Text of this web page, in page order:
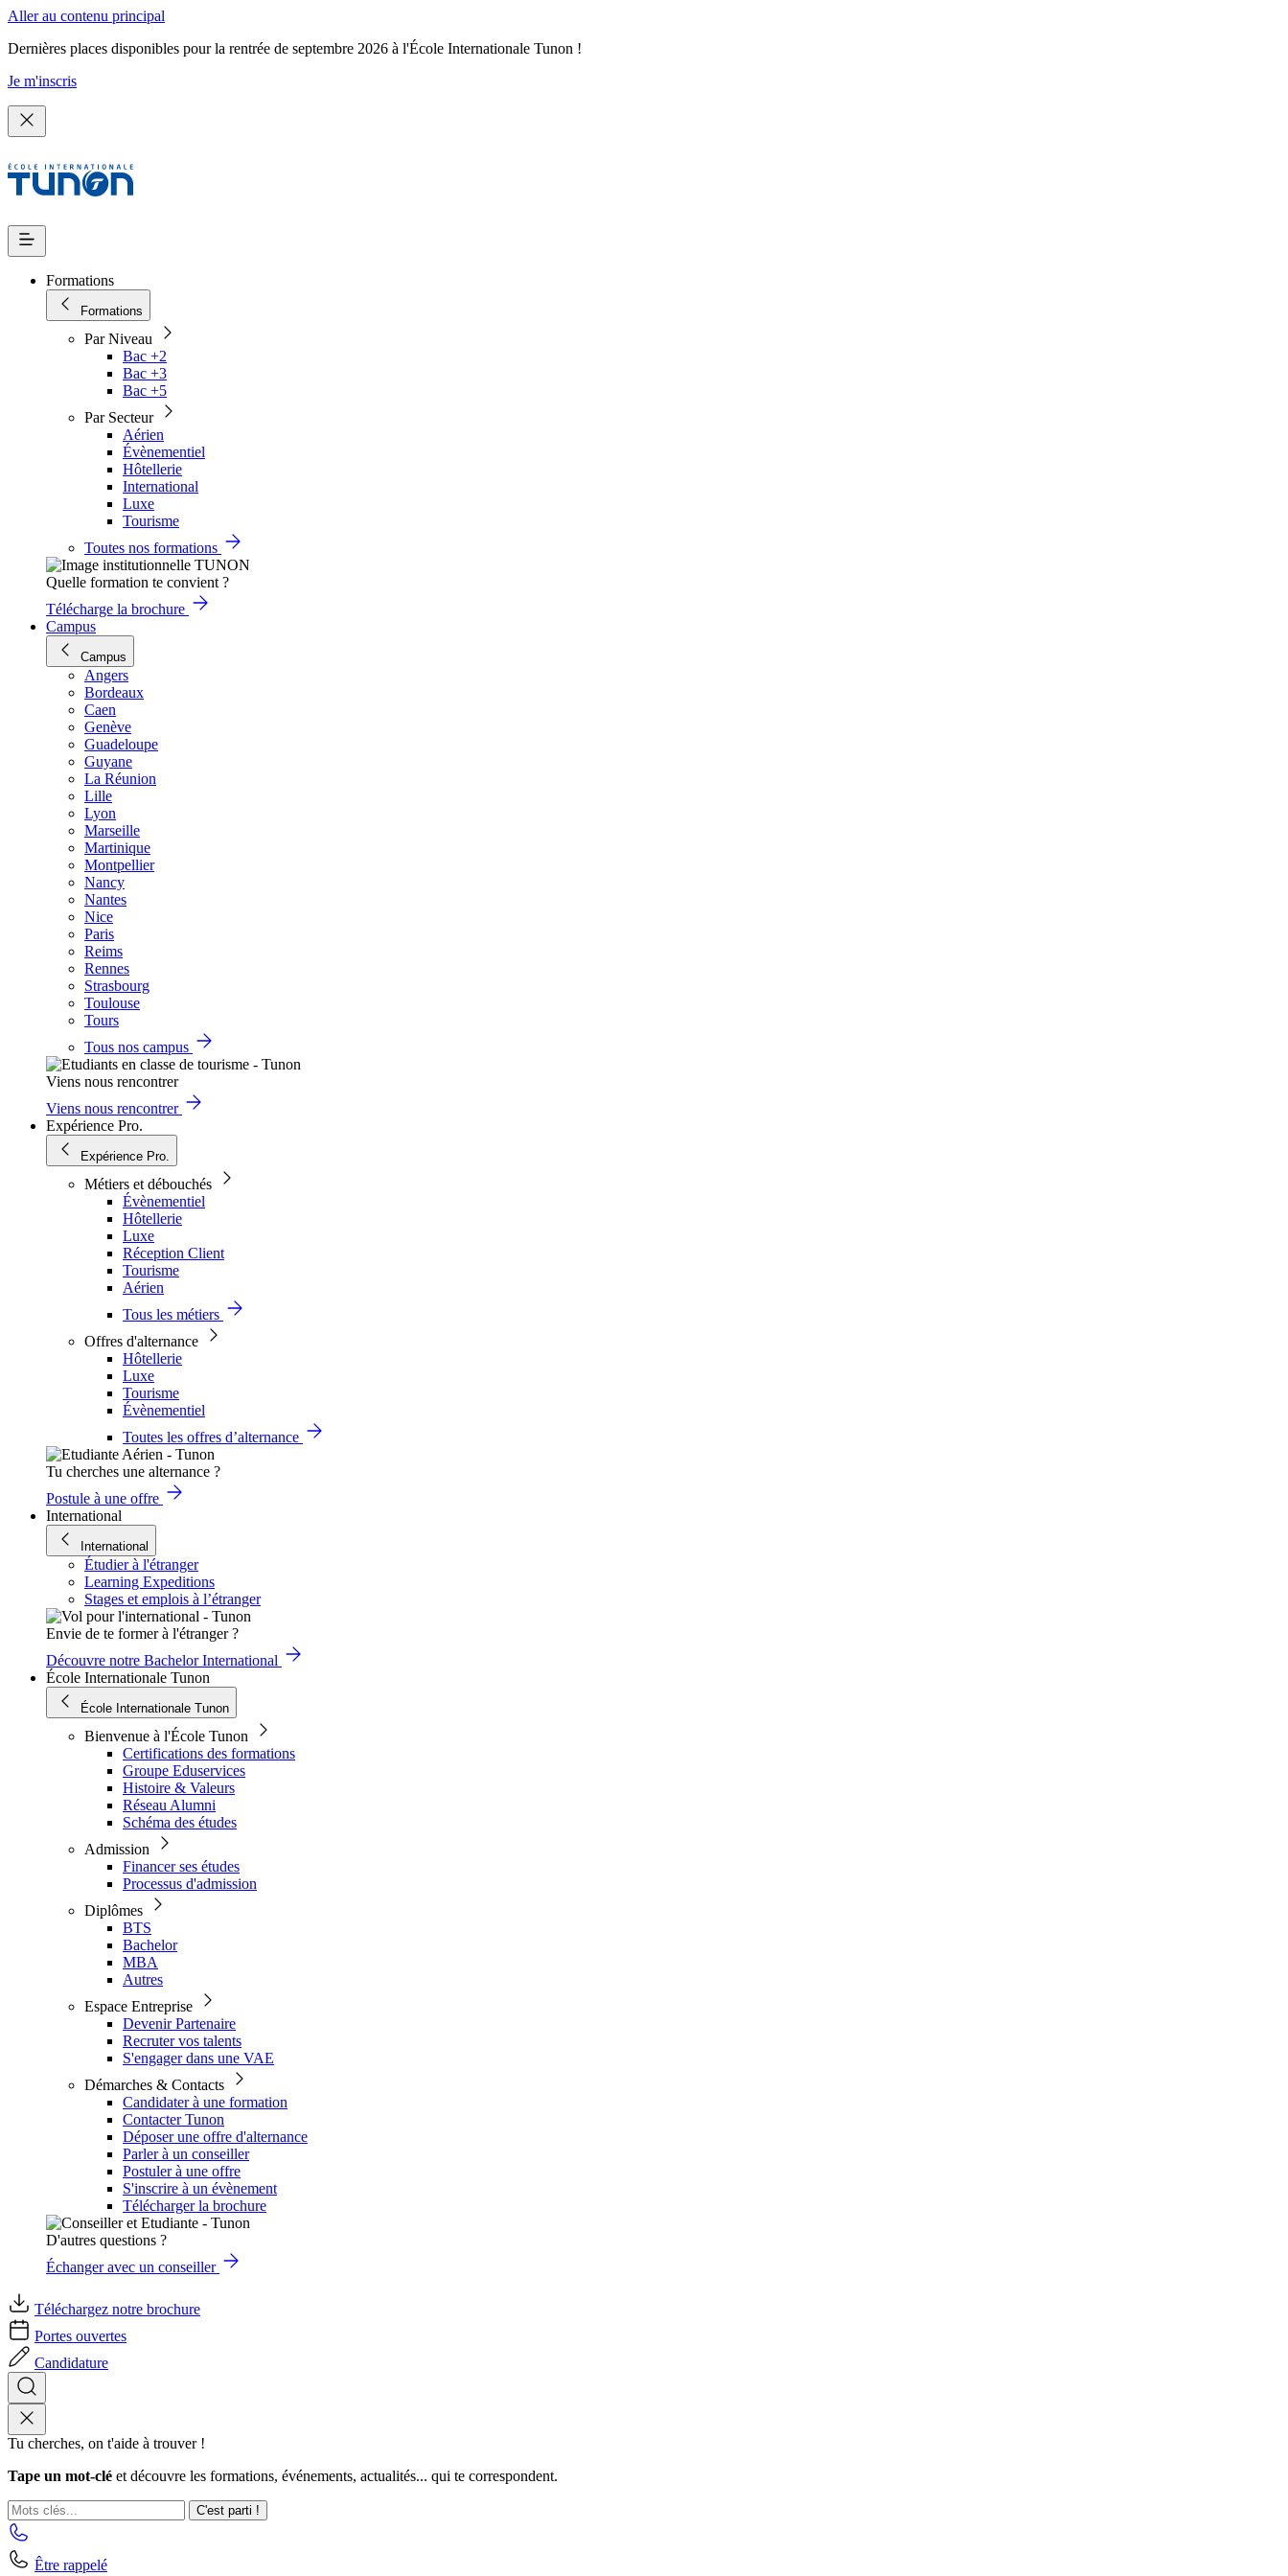
Aller au contenu principal
Dernières places disponibles pour la rentrée de septembre 2026 à l'École Internationale Tunon !
Je m'inscris
Formations
Formations
Par Niveau
Bac +2
Bac +3
Bac +5
Par Secteur
Aérien
Évènementiel
Hôtellerie
International
Luxe
Tourisme
Toutes nos formations
Quelle formation te convient ?
Télécharge la brochure
Campus
Campus
Angers
Bordeaux
Caen
Genève
Guadeloupe
Guyane
La Réunion
Lille
Lyon
Marseille
Martinique
Montpellier
Nancy
Nantes
Nice
Paris
Reims
Rennes
Strasbourg
Toulouse
Tours
Tous nos campus
Viens nous rencontrer
Viens nous rencontrer
Expérience Pro.
Expérience Pro.
Métiers et débouchés
Évènementiel
Hôtellerie
Luxe
Réception Client
Tourisme
Aérien
Tous les métiers
Offres d'alternance
Hôtellerie
Luxe
Tourisme
Évènementiel
Toutes les offres d’alternance
Tu cherches une alternance ?
Postule à une offre
International
International
Étudier à l'étranger
Learning Expeditions
Stages et emplois à l’étranger
Envie de te former à l'étranger ?
Découvre notre Bachelor International
École Internationale Tunon
École Internationale Tunon
Bienvenue à l'École Tunon
Certifications des formations
Groupe Eduservices
Histoire & Valeurs
Réseau Alumni
Schéma des études
Admission
Financer ses études
Processus d'admission
Diplômes
BTS
Bachelor
MBA
Autres
Espace Entreprise
Devenir Partenaire
Recruter vos talents
S'engager dans une VAE
Démarches & Contacts
Candidater à une formation
Contacter Tunon
Déposer une offre d'alternance
Parler à un conseiller
Postuler à une offre
S'inscrire à un évènement
Télécharger la brochure
D'autres questions ?
Échanger avec un conseiller
Téléchargez notre brochure
Portes ouvertes
Candidature
Tu cherches, on t'aide à trouver !
Tape un mot-clé et découvre les formations, événements, actualités... qui te correspondent.
C'est parti !
Être rappelé